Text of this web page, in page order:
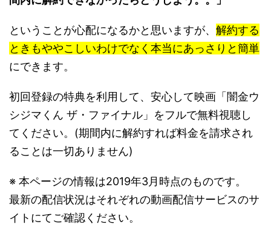
ということが心配になるかと思いますが、 解約する
ときもややこしいわけでなく本当にあっさりと簡単
にできます。
初回登録の特典を利用して、安心して映画「闇金ウ
シジマくん ザ・ファイナル」をフルで無料視聴し
てください。(期間内に解約すれば料金を請求され
ることは一切ありません)
※ 本ページの情報は2019年3月時点のものです。
最新の配信状況はそれぞれの動画配信サービスのサ
イトにてご確認ください。